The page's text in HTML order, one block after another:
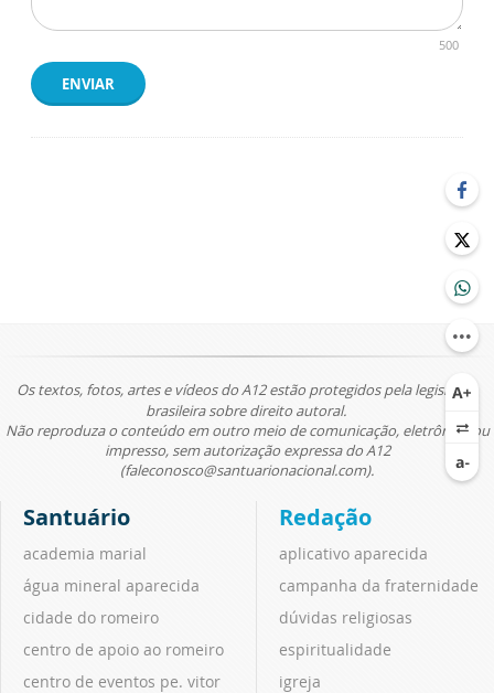
500
ENVIAR
Os textos, fotos, artes e vídeos do A12 estão protegidos pela legislação
brasileira sobre direito autoral.
Não reproduza o conteúdo em outro meio de comunicação, eletrônico ou
impresso, sem autorização expressa do A12
(faleconosco@santuarionacional.com).
Santuário
academia marial
água mineral aparecida
cidade do romeiro
centro de apoio ao romeiro
centro de eventos pe. vitor
Redação
aplicativo aparecida
campanha da fraternidade
dúvidas religiosas
espiritualidade
igreja